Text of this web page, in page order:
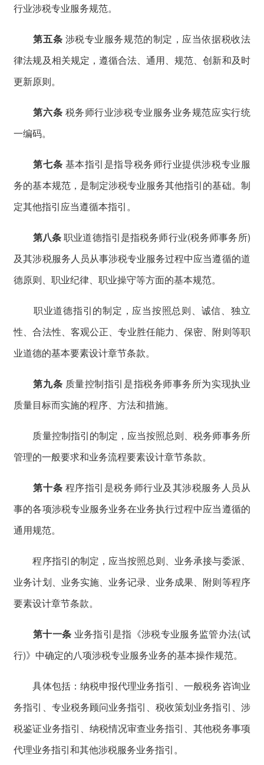
行业涉税专业服务规范。
第五条 涉税专业服务规范的制定，应当依据税收法
律法规及相关规定，遵循合法、通用、规范、创新和及时
更新原则。
第六条 税务师行业涉税专业服务业务规范应实行统
一编码。
第七条 基本指引是指导税务师行业提供涉税专业服
务的基本规范，是制定涉税专业服务其他指引的基础。制
定其他指引应当遵循本指引。
第八条职业道德指引是指税务师行业(税务师事务所)
及其涉税服务人员从事涉税专业服务过程中应当遵循的道
德原则、职业纪律、职业操守等方面的基本规范。
职业道德指引的制定，应当按照总则、诚信、独立
性、合法性、客观公正、专业胜任能力、保密、附则等职
业道德的基本要素设计章节条款。
第九条 质量控制指引是指税务师事务所为实现执业
质量目标而实施的程序、方法和措施。
质量控制指引的制定，应当按照总则、税务师事务所
管理的一般要求和业务流程要素设计章节条款。
第十条 程序指引是税务师行业及其涉税服务人员从
事的各项涉税专业服务业务在业务执行过程中应当遵循的
通用规范。
程序指引的制定，应当按照总则、业务承接与委派、
业务计划、业务实施、业务记录、业务成果、附则等程序
要素设计章节条款。
第十一条 业务指引是指《涉税专业服务监管办法(试
行)》中确定的八项涉税专业服务业务的基本操作规范。
具体包括：纳税申报代理业务指引、一般税务咨询业
务指引、专业税务顾问业务指引、税收策划业务指引、涉
税鉴证业务指引、纳税情况审查业务指引、其他税务事项
代理业务指引和其他涉税服务业务指引。